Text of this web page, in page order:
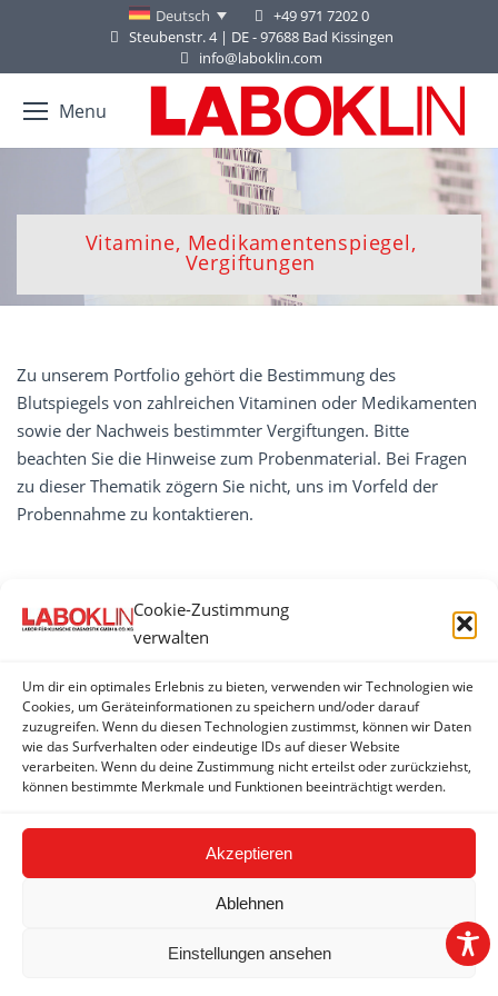
Cookie-Zustimmung
verwalten
Um dir ein optimales Erlebnis zu bieten, verwenden wir Technologien wie
Cookies, um Geräteinformationen zu speichern und/oder darauf
zuzugreifen. Wenn du diesen Technologien zustimmst, können wir Daten
wie das Surfverhalten oder eindeutige IDs auf dieser Website
verarbeiten. Wenn du deine Zustimmung nicht erteilst oder zurückziehst,
können bestimmte Merkmale und Funktionen beeinträchtigt werden.
Akzeptieren
Ablehnen
Einstellungen ansehen
Deutsch
+49 971 7202 0
Steubenstr. 4 | DE - 97688 Bad Kissingen
info@laboklin.com
Menu
Vitamine, Medikamentenspiegel,
Vergiftungen
Sie befinden sich hier:
Zu unserem Portfolio gehört die Bestimmung des
Blutspiegels von zahlreichen Vitaminen oder Medikamenten
sowie der Nachweis bestimmter Vergiftungen. Bitte
beachten Sie die Hinweise zum Probenmaterial. Bei Fragen
zu dieser Thematik zögern Sie nicht, uns im Vorfeld der
Probennahme zu kontaktieren.
VITAMINE, MEDIKAMENTENSPIEGEL,
VERGIFTUNGEN
Vitamine
Medikamentenspiegel
Vergiftungsnachweis